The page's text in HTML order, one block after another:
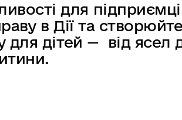
для
в Дії та
для дітей — від ясел